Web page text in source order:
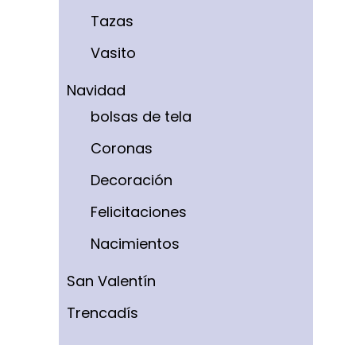
Tazas
Vasito
Navidad
bolsas de tela
Coronas
Decoración
Felicitaciones
Nacimientos
San Valentín
Trencadís